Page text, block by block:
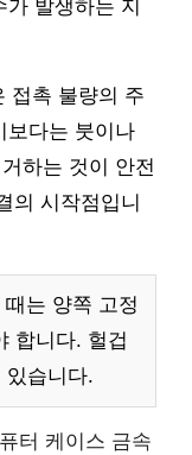
발생하는 지
접촉 불량의 주
보다는 붓이나
하는 것이 안전
의 시작점입니
는 양쪽 고정
합니다. 헐겁
있습니다.
터 케이스 금속